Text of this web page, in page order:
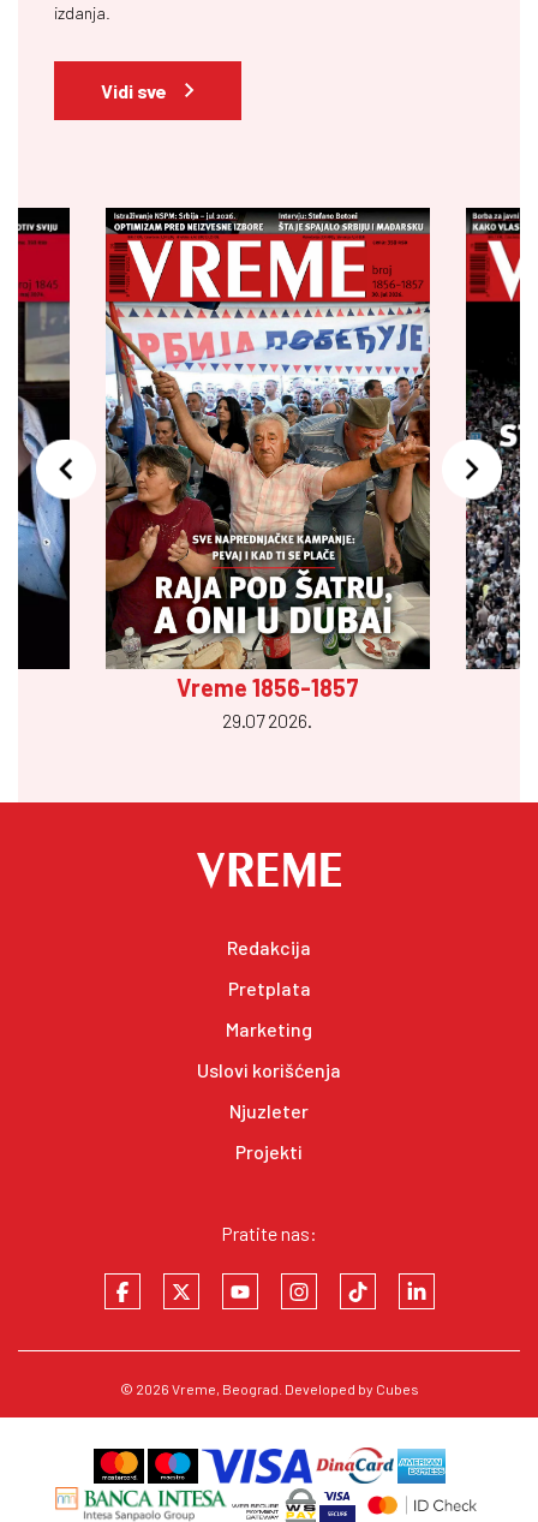
izdanja.
Vidi sve
Vreme 1856-1857
29.07 2026.
Redakcija
Pretplata
Marketing
Uslovi korišćenja
Njuzleter
Projekti
Pratite nas:
© 2026 Vreme, Beograd. Developed by Cubes